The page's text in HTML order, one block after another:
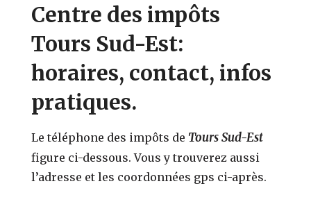
Centre des impôts
Tours Sud-Est:
horaires, contact, infos
pratiques.
Le téléphone des impôts de Tours Sud-Est
figure ci-dessous. Vous y trouverez aussi
l’adresse et les coordonnées gps ci-après.